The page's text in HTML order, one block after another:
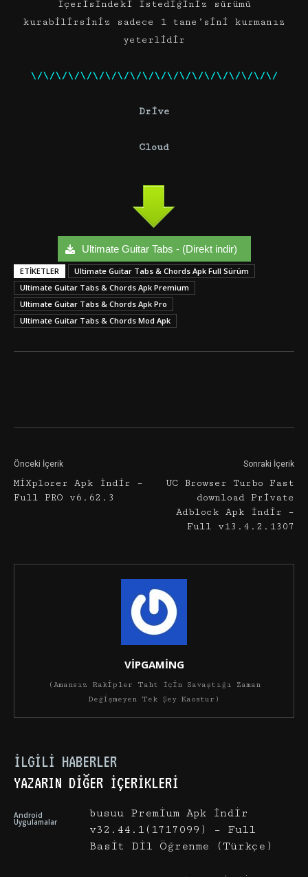
içerisindeki istediğiniz sürümü
kurabilirsiniz sadece 1 tane’sini kurmanız
yeterlidir
\/\/\/\/\/\/\/\/\/\/\/\/\/\/\/\/\/\/\/\/
Drive
Cloud
Ultimate Guitar Tabs - (Direkt indir)
ETIKETLER
Ultimate Guitar Tabs & Chords Apk Full Sürüm
Ultimate Guitar Tabs & Chords Apk Premium
Ultimate Guitar Tabs & Chords Apk Pro
Ultimate Guitar Tabs & Chords Mod Apk
Önceki İçerik
MiXplorer Apk İndir –
Full PRO v6.62.3
Sonraki İçerik
UC Browser Turbo Fast
download Private
Adblock Apk İndir –
Full v13.4.2.1307
VİPGAMİNG
(Amansız Rakipler Taht İçin Savaştığı Zaman
Değişmeyen Tek Şey Kaostur)
İLGILI HABERLER
YAZARIN DIĞER İÇERIKLERI
Android
Uygulamalar
busuu Premium Apk İndir
v32.44.1(1717099) – Full
Basit Dil Öğrenme (Türkçe)